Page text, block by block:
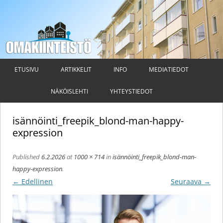
Taloyhtiön hallituksen ja isännöitsijän ammattilehti
Siirry
sisältöön
ETUSIVU ARTIKKELIT INFO MEDIATIEDOT
NÄKÖISLEHTI YHTEYSTIEDOT
isännöinti_freepik_blond-man-happy-
expression
Published6.2.2026at 1000 × 714inisännöinti_freepik_blond-man-
happy-expression.
← Edellinen Seuraava →